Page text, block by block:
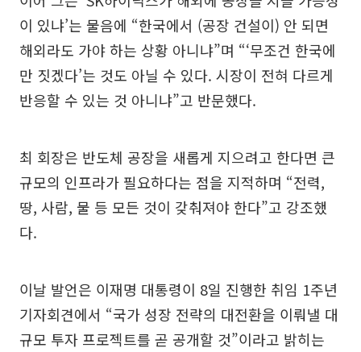
이 있냐’는 물음에 “한국에서 (공장 건설이) 안 되면
해외라도 가야 하는 상황 아니냐”며 “‘무조건 한국에
만 짓겠다’는 것도 아닐 수 있다. 시장이 전혀 다르게
반응할 수 있는 것 아니냐”고 반문했다.
최 회장은 반도체 공장을 새롭게 지으려고 한다면 큰
규모의 인프라가 필요하다는 점을 지적하며 “전력,
땅, 사람, 물 등 모든 것이 갖춰져야 한다”고 강조했
다.
이날 발언은 이재명 대통령이 8일 진행한 취임 1주년
기자회견에서 “국가 성장 전략의 대전환을 이뤄낼 대
규모 투자 프로젝트를 곧 공개할 것”이라고 밝히는